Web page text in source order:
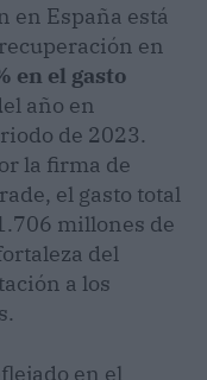
en España está
en
en el gasto
año en
de 2023.
la firma de
el gasto total
millones de
del
a los
en el